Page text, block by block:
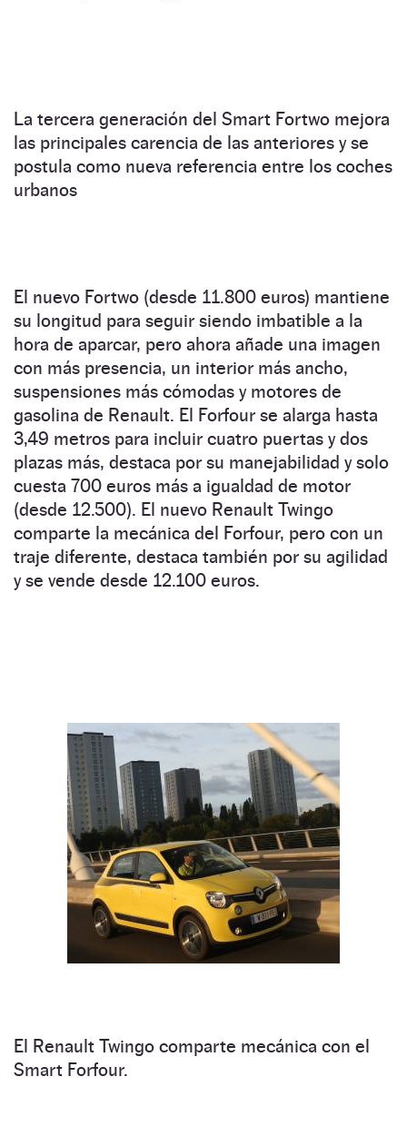
La tercera generación del Smart Fortwo mejora
las principales carencia de las anteriores y se
postula como nueva referencia entre los coches
urbanos
El nuevo Fortwo (desde 11.800 euros) mantiene
su longitud para seguir siendo imbatible a la
hora de aparcar, pero ahora añade una imagen
con más presencia, un interior más ancho,
suspensiones más cómodas y motores de
gasolina de Renault. El Forfour se alarga hasta
3,49 metros para incluir cuatro puertas y dos
plazas más, destaca por su manejabilidad y solo
cuesta 700 euros más a igualdad de motor
(desde 12.500). El nuevo Renault Twingo
comparte la mecánica del Forfour, pero con un
traje diferente, destaca también por su agilidad
y se vende desde 12.100 euros.
El Renault Twingo comparte mecánica con el
Smart Forfour.